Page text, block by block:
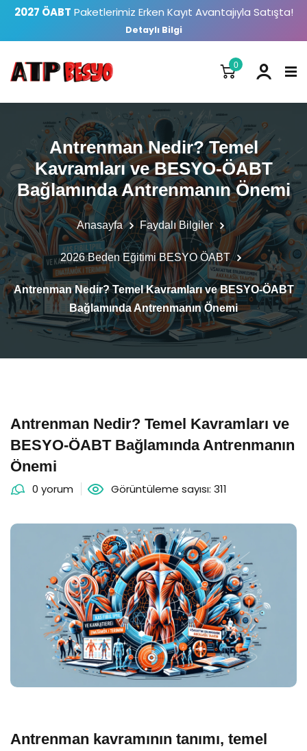
2027 ÖABT Paketlerimiz Erken Kayıt Avantajıyla Satışta!
Detaylı Bilgi
0
Antrenman Nedir? Temel
Kavramları ve BESYO-ÖABT
Bağlamında Antrenmanın Önemi
Anasayfa Faydalı Bilgiler
2026 Beden Eğitimi BESYO ÖABT
Antrenman Nedir? Temel Kavramları ve BESYO-ÖABT
Bağlamında Antrenmanın Önemi
Antrenman Nedir? Temel Kavramları ve
BESYO-ÖABT Bağlamında Antrenmanın
Önemi
0 yorum Görüntüleme sayısı: 311
Antrenman kavramının tanımı, temel